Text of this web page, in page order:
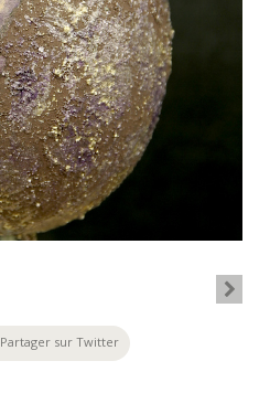
Partager sur Twitter